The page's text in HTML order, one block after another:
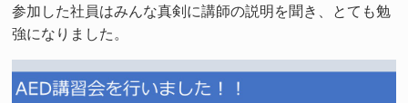
参加した社員はみんな真剣に講師の説明を聞き、とても勉
強になりました。